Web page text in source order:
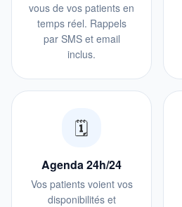
vous de vos patients en
temps réel. Rappels
par SMS et email
inclus.
🗓️
Agenda 24h/24
Vos patients voient vos
disponibilités et